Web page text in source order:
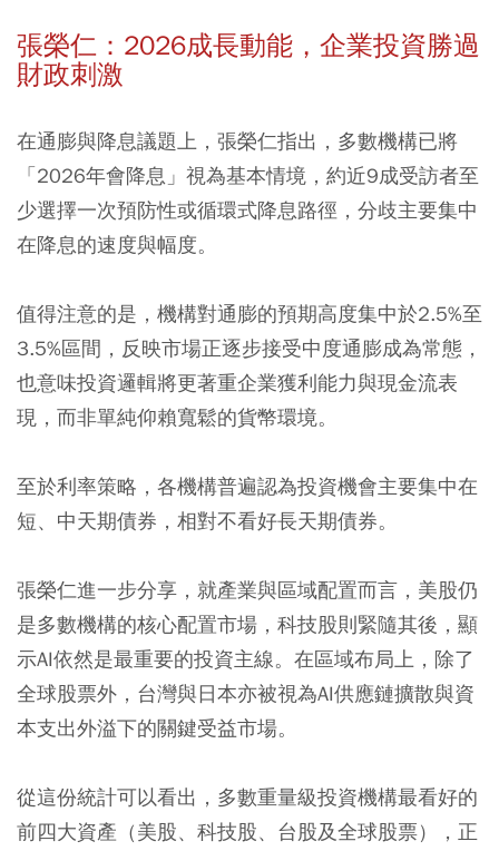
張榮仁：2026成長動能，企業投資勝過
財政刺激
在通膨與降息議題上，張榮仁指出，多數機構已將
「2026年會降息」視為基本情境，約近9成受訪者至
少選擇一次預防性或循環式降息路徑，分歧主要集中
在降息的速度與幅度。
值得注意的是，機構對通膨的預期高度集中於2.5%至
3.5%區間，反映市場正逐步接受中度通膨成為常態，
也意味投資邏輯將更著重企業獲利能力與現金流表
現，而非單純仰賴寬鬆的貨幣環境。
至於利率策略，各機構普遍認為投資機會主要集中在
短、中天期債券，相對不看好長天期債券。
張榮仁進一步分享，就產業與區域配置而言，美股仍
是多數機構的核心配置市場，科技股則緊隨其後，顯
示AI依然是最重要的投資主線。在區域布局上，除了
全球股票外，台灣與日本亦被視為AI供應鏈擴散與資
本支出外溢下的關鍵受益市場。
從這份統計可以看出，多數重量級投資機構最看好的
前四大資產（美股、科技股、台股及全球股票），正